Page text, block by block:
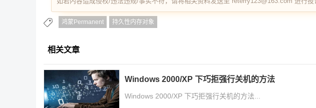
鸿蒙Permanent 持久性内存对象
相关文章
Windows 2000/XP 下巧拒强行关机的方法
Windows 2000/XP 下巧拒强行关机的方法...